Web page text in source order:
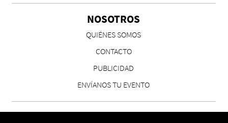
CS, de José María Salazar
Invitadxs EnLima
NOSOTROS
QUIÉNES SOMOS
CONTACTO
PUBLICIDAD
ENVÍANOS TU EVENTO